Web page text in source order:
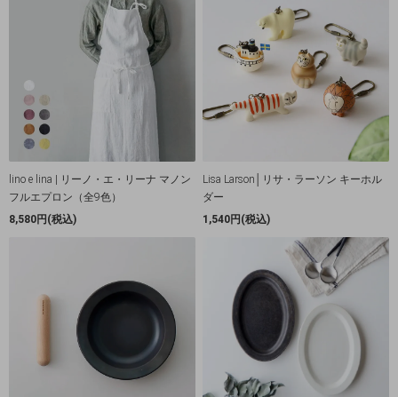
lino e lina | リーノ・エ・リーナ マノン
フルエプロン（全9色）
8,580円(税込)
Lisa Larson│リサ・ラーソン キーホル
ダー
1,540円(税込)